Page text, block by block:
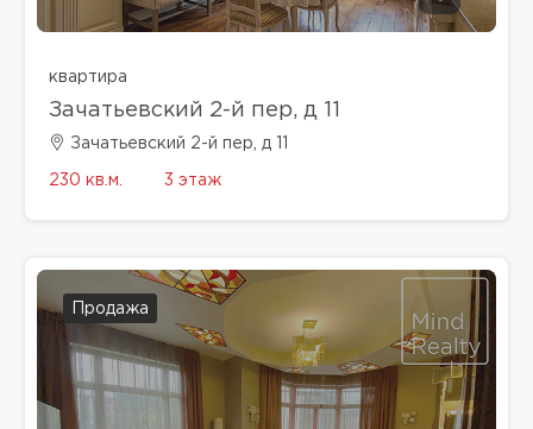
квартира
Зачатьевский 2-й пер, д 11
Зачатьевский 2-й пер, д 11
230 кв.м. 3 этаж
Продажа